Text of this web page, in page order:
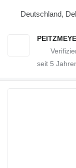
Deutschland,
seit 5